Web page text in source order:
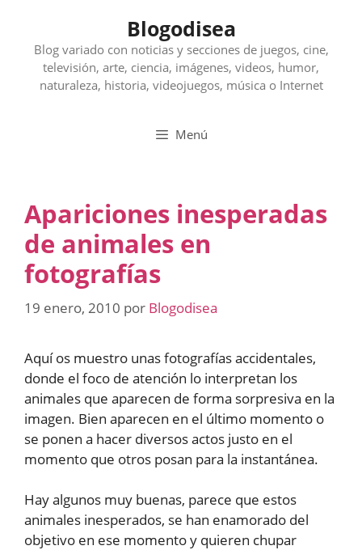
contenido
Blogodisea
Blog variado con noticias y secciones de juegos, cine,
televisión, arte, ciencia, imágenes, videos, humor,
naturaleza, historia, videojuegos, música o Internet
Menú
Apariciones inesperadas
de animales en
fotografías
19 enero, 2010 por Blogodisea
Aquí os muestro unas fotografías accidentales,
donde el foco de atención lo interpretan los
animales que aparecen de forma sorpresiva en la
imagen. Bien aparecen en el último momento o
se ponen a hacer diversos actos justo en el
momento que otros posan para la instantánea.
Hay algunos muy buenas, parece que estos
animales inesperados, se han enamorado del
objetivo en ese momento y quieren chupar